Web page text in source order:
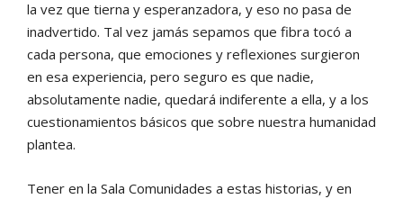
la vez que tierna y esperanzadora, y eso no pasa de
inadvertido. Tal vez jamás sepamos que fibra tocó a
cada persona, que emociones y reflexiones surgieron
en esa experiencia, pero seguro es que nadie,
absolutamente nadie, quedará indiferente a ella, y a los
cuestionamientos básicos que sobre nuestra humanidad
plantea.
Tener en la Sala Comunidades a estas historias, y en